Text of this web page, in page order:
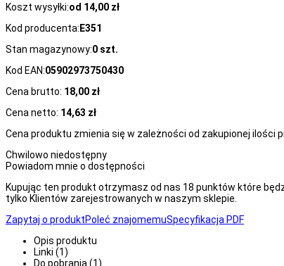
Koszt wysyłki:od 14,00 zł
Kod producenta: E351
Stan magazynowy:0 szt.
Kod EAN:05902973750430
Cena brutto: 18,00 zł
Cena netto: 14,63 zł
Cena produktu zmienia się w zależności od zakupionej ilości
Chwilowo niedostępny
Powiadom mnie o dostępności
Kupując ten produkt otrzymasz od nas 18 punktów które
tylko Klientów zarejestrowanych w naszym sklepie.
Zapytaj o produktPoleć znajomemuSpecyfikacja PDF
Opis produktu
Linki (1)
Do pobrania (1)